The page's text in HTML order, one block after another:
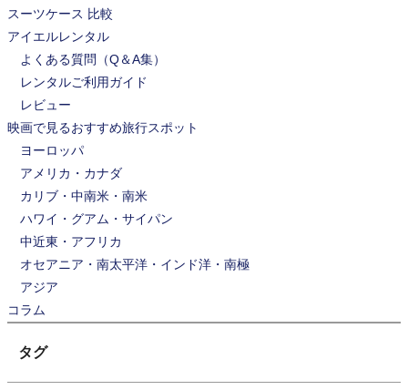
スーツケース 比較
アイエルレンタル
よくある質問（Q＆A集）
レンタルご利用ガイド
レビュー
映画で見るおすすめ旅行スポット
ヨーロッパ
アメリカ・カナダ
カリブ・中南米・南米
ハワイ・グアム・サイパン
中近東・アフリカ
オセアニア・南太平洋・インド洋・南極
アジア
コラム
タグ